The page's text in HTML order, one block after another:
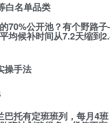
白名单品类
70%公开池？有个野路
平均候补时间从7.2天缩
操手法
巴托有定班班列，每月4